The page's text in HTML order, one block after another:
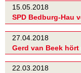
15.05.2018
SPD Bedburg-Hau
27.04.2018
Gerd van Beek
22.03.2018